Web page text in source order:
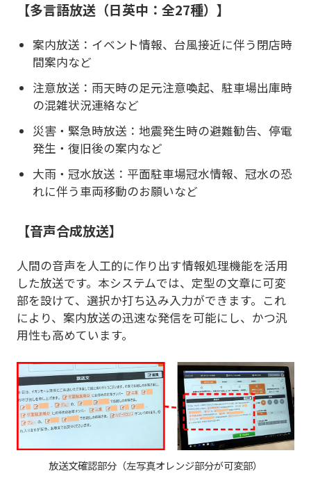
【多言語放送（日英中：全27種）】
案内放送：イベント情報、台風接近に伴う閉店時
間案内など
注意放送：雨天時の足元注意喚起、駐車場出庫時
の混雑状況連絡など
災害・緊急時放送：地震発生時の避難勧告、停電
発生・復旧後の案内など
大雨・冠水放送：平面駐車場冠水情報、冠水の恐
れに伴う車両移動のお願いなど
【音声合成放送】
人間の音声を人工的に作り出す情報処理機能を活用
した放送です。本システムでは、定型の文章に可変
部を設けて、選択か打ち込み入力ができます。これ
により、案内放送の迅速な発信を可能にし、かつ汎
用性も高めています。
放送文確認部分（左写真オレンジ部分が可変部）